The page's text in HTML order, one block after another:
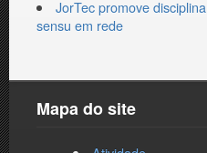
JorTec promove
sensu em rede
Mapa do site